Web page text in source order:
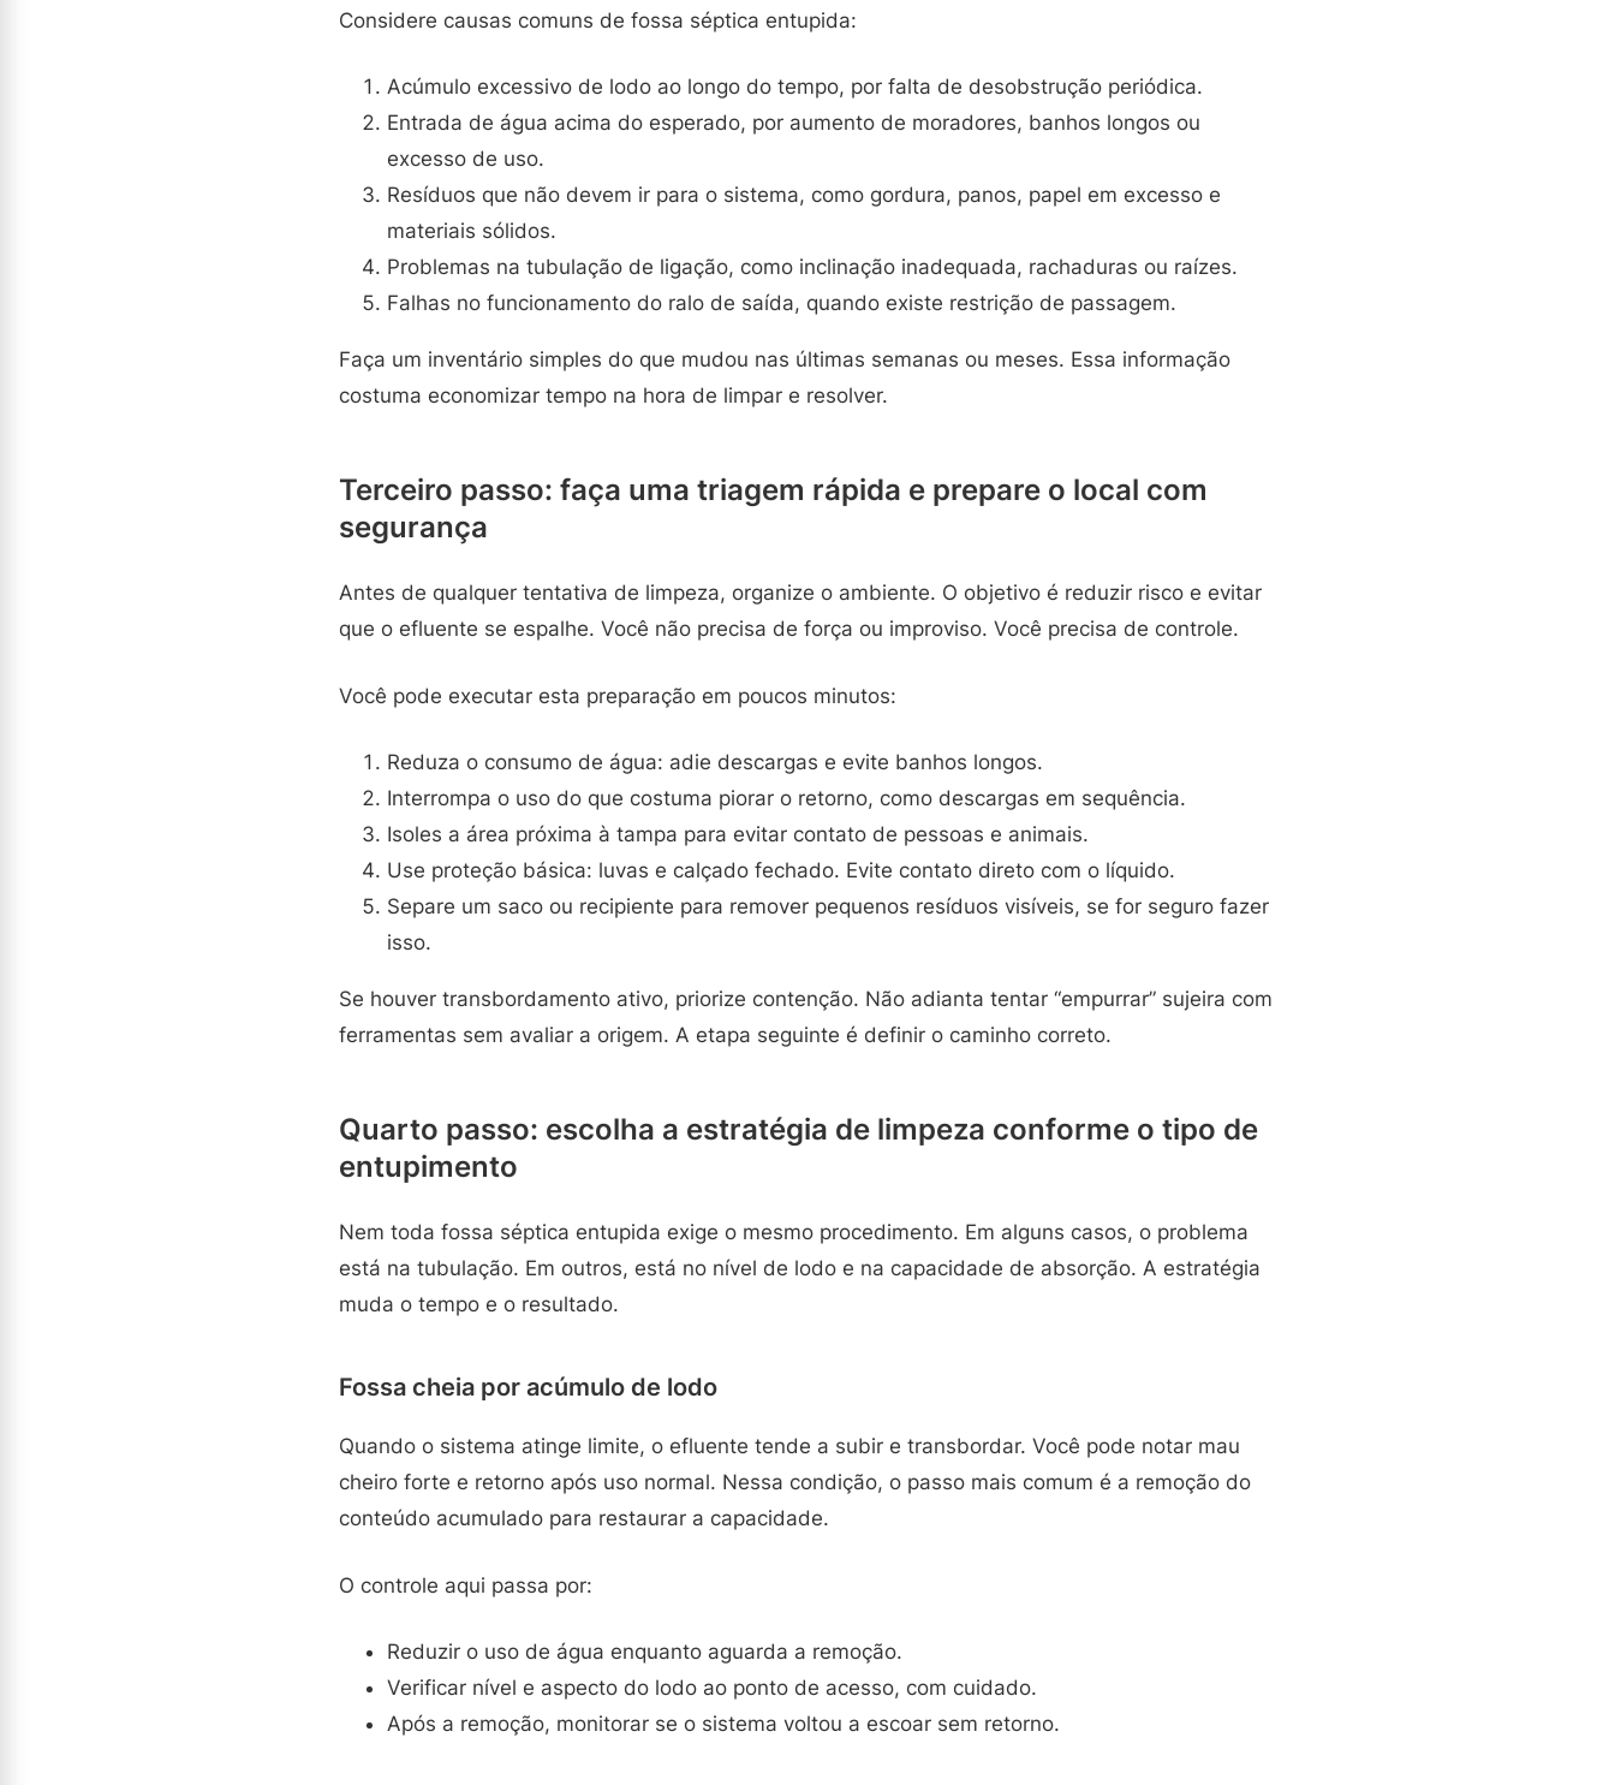
Considere causas comuns de fossa séptica entupida:
Acúmulo excessivo de lodo ao longo do tempo, por falta de desobstrução periódica.
Entrada de água acima do esperado, por aumento de moradores, banhos longos ou
excesso de uso.
Resíduos que não devem ir para o sistema, como gordura, panos, papel em excesso e
materiais sólidos.
Problemas na tubulação de ligação, como inclinação inadequada, rachaduras ou raízes.
Falhas no funcionamento do ralo de saída, quando existe restrição de passagem.
Faça um inventário simples do que mudou nas últimas semanas ou meses. Essa informação
costuma economizar tempo na hora de limpar e resolver.
Terceiro passo: faça uma triagem rápida e prepare o local com
segurança
Antes de qualquer tentativa de limpeza, organize o ambiente. O objetivo é reduzir risco e evitar
que o efluente se espalhe. Você não precisa de força ou improviso. Você precisa de controle.
Você pode executar esta preparação em poucos minutos:
Reduza o consumo de água: adie descargas e evite banhos longos.
Interrompa o uso do que costuma piorar o retorno, como descargas em sequência.
Isoles a área próxima à tampa para evitar contato de pessoas e animais.
Use proteção básica: luvas e calçado fechado. Evite contato direto com o líquido.
Separe um saco ou recipiente para remover pequenos resíduos visíveis, se for seguro fazer
isso.
Se houver transbordamento ativo, priorize contenção. Não adianta tentar “empurrar” sujeira com
ferramentas sem avaliar a origem. A etapa seguinte é definir o caminho correto.
Quarto passo: escolha a estratégia de limpeza conforme o tipo de
entupimento
Nem toda fossa séptica entupida exige o mesmo procedimento. Em alguns casos, o problema
está na tubulação. Em outros, está no nível de lodo e na capacidade de absorção. A estratégia
muda o tempo e o resultado.
Fossa cheia por acúmulo de lodo
Quando o sistema atinge limite, o efluente tende a subir e transbordar. Você pode notar mau
cheiro forte e retorno após uso normal. Nessa condição, o passo mais comum é a remoção do
conteúdo acumulado para restaurar a capacidade.
O controle aqui passa por:
Reduzir o uso de água enquanto aguarda a remoção.
Verificar nível e aspecto do lodo ao ponto de acesso, com cuidado.
Após a remoção, monitorar se o sistema voltou a escoar sem retorno.